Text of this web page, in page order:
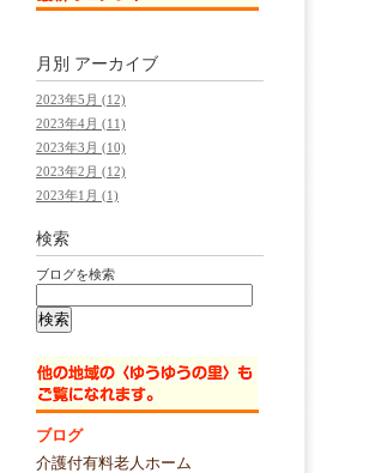
月別 アーカイブ
2023年5月 (12)
2023年4月 (11)
2023年3月 (10)
2023年2月 (12)
2023年1月 (1)
検索
ブログを検索
ブログ
介護付有料老人ホーム